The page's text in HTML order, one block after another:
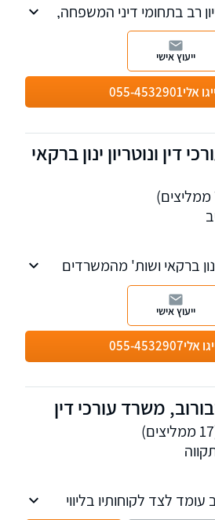
רב בתחומי דיני המשפחה,
ניסיון רב בטיפול בהליכי
בסיום בהסכמים כאשר טובת
אותנו. נשמח לקבוע
אלי055-4532901
ייעוץ אישי
דין ונוטריון ינון ברקאי
ברקאי ושות' מהמשרדים
עוסק במשפט
כולל ייצוג חברות, מוסדות
ב.ס.ר סיטי בפתח תקווה
חלקי הארץ. נשמח לראותכם
אלי055-4532907
ייעוץ אישי
משרד עורכי דין
עומד לצד לקוחותיו בליווי